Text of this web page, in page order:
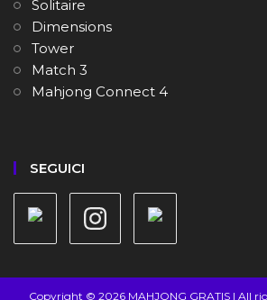
Solitaire
Dimensions
Tower
Match 3
Mahjong Connect 4
SEGUICI
Copyright © 2026 MAHJONG GRATIS | All